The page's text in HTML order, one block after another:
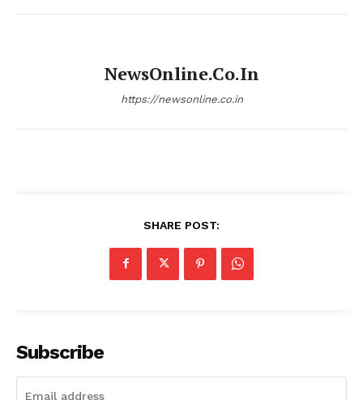
NewsOnline.co.in
https://newsonline.co.in
SHARE POST:
Subscribe